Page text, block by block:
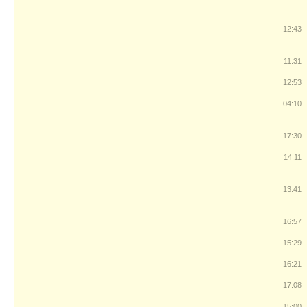
12:43
11:31
12:53
04:10
17:30
14:11
13:41
16:57
15:29
16:21
17:08